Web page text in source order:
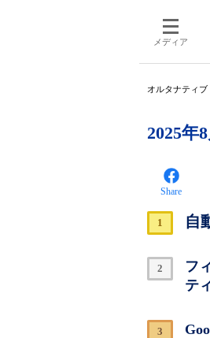
メディア
オルタナティブ
2025年
Share
自
フ
テ